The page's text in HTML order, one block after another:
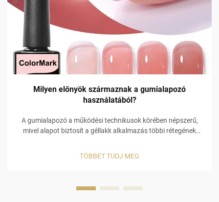
Milyen előnyök származnak a gumialapozó
használatából?
A gumialapozó a működési technikusok körében népszerű,
mivel alapot biztosít a géllakk alkalmazás többi rétegének
hanem funkcionálisabb alkalmazást tesz lehetővé, amely
TÖBBET TUDJ MEG